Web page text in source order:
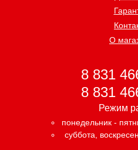
О
8 831
8 831
Режим
понедельник -
суббота,